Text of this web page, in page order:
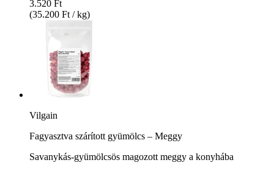
3.520 Ft
(35.200 Ft / kg)
Vilgain
Fagyasztva szárított gyümölcs – Meggy
Savanykás-gyümölcsös magozott meggy a konyhába